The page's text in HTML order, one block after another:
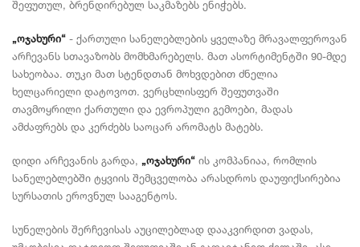
შეფუთულ, ბრენდირებულ საკმაზებს ენიჭებს.
„ოჯახური“ - ქართული სანელებლების ყველაზე მრავალფეროვან
არჩევანს სთავაზობს მომხმარებელს. მათ ასორტიმენტში 90-მდე
სახეობაა. თუკი მათ სტენდთან მოხვდებით ძნელია
ხელცარიელი დატოვოთ. ვერცხლისფერ შეფუთვაში
თავმოყრილი ქართული და ევროპული გემოები, მადას
ამძაფრებს და კერძებს საოცარ არომატს მატებს.
დიდი არჩევანის გარდა, „ოჯახური“ ის კომპანიაა, რომლის
სანელებლებში ტყვიის შემცველობა არასდროს დაუფიქსირებია
სურსათის ეროვნულ სააგენტოს.
სუნელების შერჩევისას აუცილებლად დააკვირდით ვადას,